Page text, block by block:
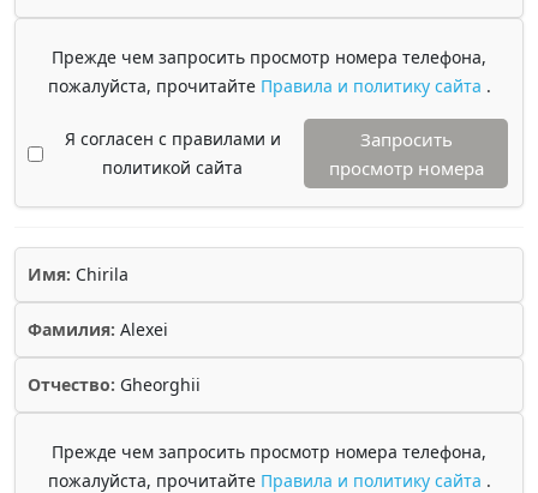
Прежде чем запросить просмотр номера телефона,
пожалуйста, прочитайте Правила и политику сайта .
Я согласен с правилами и
политикой сайта
Запросить
просмотр номера
Имя: Chirila
Фамилия: Alexei
Отчество: Gheorghii
Прежде чем запросить просмотр номера телефона,
пожалуйста, прочитайте Правила и политику сайта .